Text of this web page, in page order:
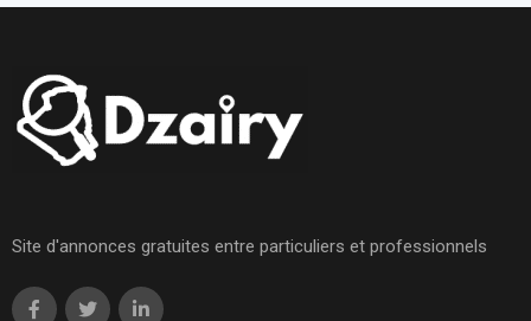
Site d'annonces gratuites entre particuliers et professionnels